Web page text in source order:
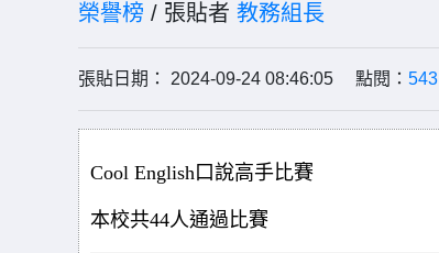
榮譽榜 / 張貼者 教務組長
張貼日期： 2024-09-24 08:46:05 點閱： 543
Cool English口說高手比賽
本校共44人通過比賽